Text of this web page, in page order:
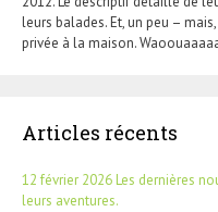
leurs balades. Et, un peu –
privée à la maison.
Articles récents
12 février 2026 Les dernières
leurs aventures.